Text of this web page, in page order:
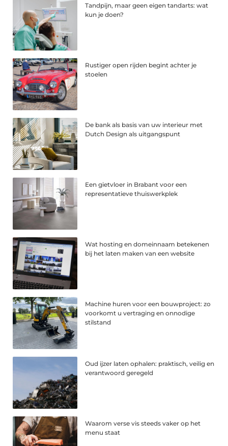
Tandpijn, maar geen eigen tandarts: wat
kun je doen?
Rustiger open rijden begint achter je
stoelen
De bank als basis van uw interieur met
Dutch Design als uitgangspunt
Een gietvloer in Brabant voor een
representatieve thuiswerkplek
Wat hosting en domeinnaam betekenen
bij het laten maken van een website
Machine huren voor een bouwproject: zo
voorkomt u vertraging en onnodige
stilstand
Oud ijzer laten ophalen: praktisch, veilig en
verantwoord geregeld
Waarom verse vis steeds vaker op het
menu staat